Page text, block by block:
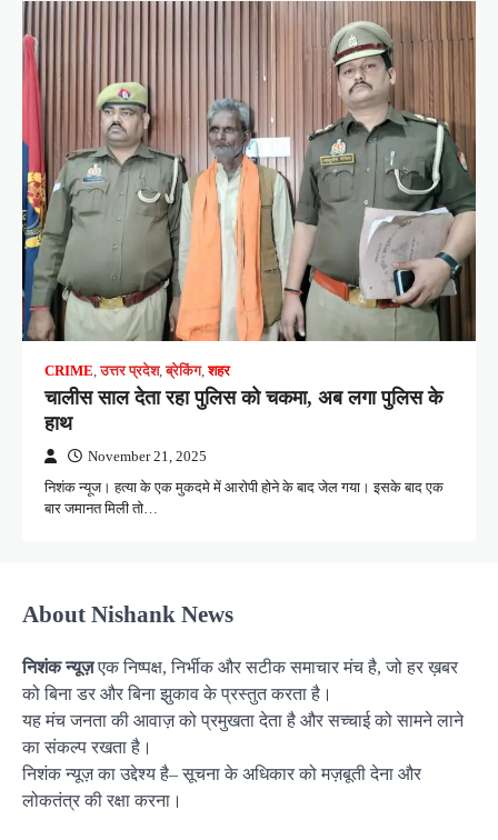
CRIME,उत्तर प्रदेश,ब्रेकिंग,शहर
चालीस साल देता रहा पुलिस को चकमा, अब लगा पुलिस के
हाथ
November 21, 2025
निशंक न्यूज। हत्या के एक मुकदमे में आरोपी होने के बाद जेल गया। इसके बाद एक
बार जमानत मिली तो…
About Nishank News
निशंक न्यूज़एक निष्पक्ष, निर्भीक और सटीक समाचार मंच है, जो हर ख़बर
को बिना डर और बिना झुकाव के प्रस्तुत करता है।
यह मंच जनता की आवाज़ को प्रमुखता देता है और सच्चाई को सामने लाने
का संकल्प रखता है।
निशंक न्यूज़ का उद्देश्य है– सूचना के अधिकार को मज़बूती देना और
लोकतंत्र की रक्षा करना।